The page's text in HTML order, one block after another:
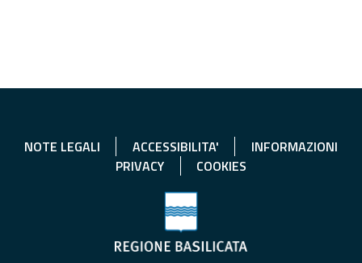
NOTE LEGALI ACCESSIBILITA'
INFORMAZIONI
PRIVACY
COOKIES